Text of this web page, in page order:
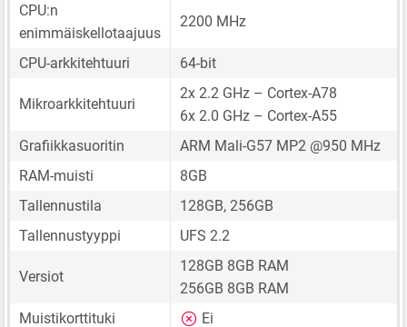
CPU:n
enimmäiskellotaajuus
2200 MHz
CPU-arkkitehtuuri 64-bit
Mikroarkkitehtuuri
2x 2.2 GHz – Cortex-A78
6x 2.0 GHz – Cortex-A55
Grafiikkasuoritin
ARM Mali-G57 MP2 @950 MHz
RAM-muisti
8GB
Tallennustila
128GB, 256GB
Tallennustyyppi
UFS 2.2
Versiot
128GB 8GB RAM
256GB 8GB RAM
Muistikorttituki
Ei